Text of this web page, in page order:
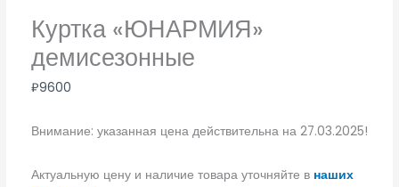
Куртка «ЮНАРМИЯ»
демисезонные
₽9600
Внимание: указанная цена действительна на 27.03.2025!
Актуальную цену и наличие товара уточняйте в наших